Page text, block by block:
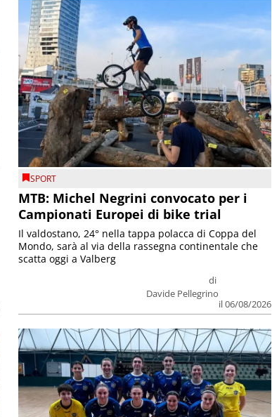
SPORT
MTB: Michel Negrini convocato per i
Campionati Europei di bike trial
di
Davide Pellegrino
il 06/08/2026
Il valdostano, 24° nella tappa polacca di Coppa del
Mondo, sarà al via della rassegna continentale che
scatta oggi a Valberg